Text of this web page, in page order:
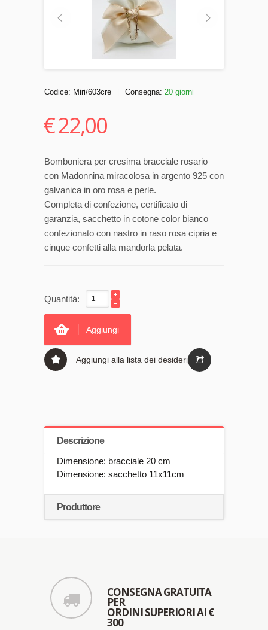
Codice: Miri/603cre Consegna: 20 giorni
€22,00
Bomboniera per cresima bracciale rosario
con Madonnina miracolosa in argento 925 con
galvanica in oro rosa e perle.
Completa di confezione, certificato di
garanzia, sacchetto in cotone color bianco
confezionato con nastro in raso rosa cipria e
cinque confetti alla mandorla pelata.
Quantità:
Aggiungi
Aggiungi alla lista dei desideri
Descrizione
Dimensione: bracciale 20 cm
Dimensione: sacchetto 11x11cm
Produttore
CONSEGNA GRATUITA
PER
ORDINI SUPERIORI AI €
300